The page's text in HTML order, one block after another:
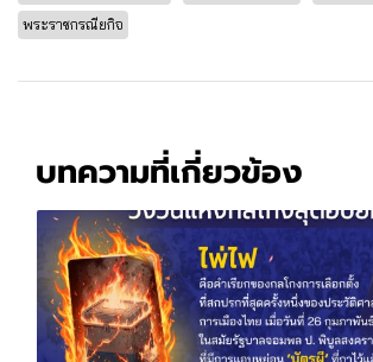
พระราชกรณียกิจ
บทความที่เกี่ยวข้อง